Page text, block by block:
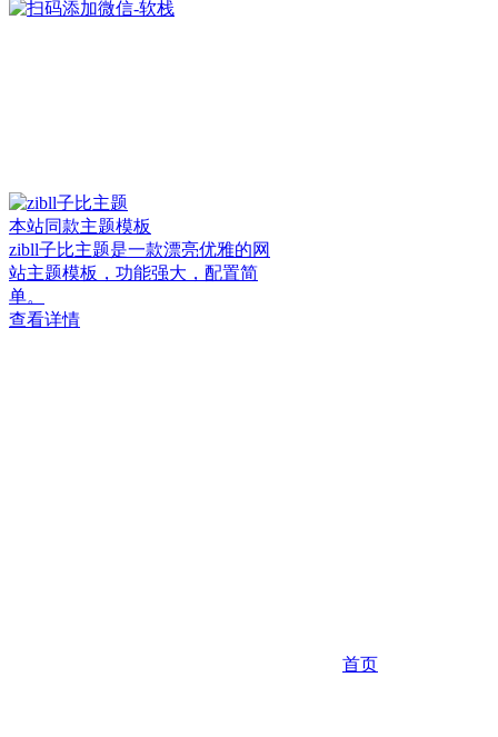
本站同款主题模板
zibll子比主题是一款漂亮优雅的网
站主题模板，功能强大，配置简
单。
查看详情
首页